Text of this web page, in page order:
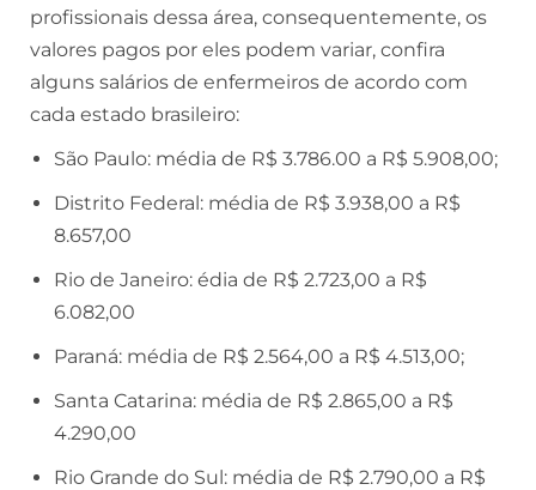
profissionais dessa área, consequentemente, os
valores pagos por eles podem variar, confira
alguns salários de enfermeiros de acordo com
cada estado brasileiro:
São Paulo: média de R$ 3.786.00 a R$ 5.908,00;
Distrito Federal: média de R$ 3.938,00 a R$
8.657,00
Rio de Janeiro: édia de R$ 2.723,00 a R$
6.082,00
Paraná: média de R$ 2.564,00 a R$ 4.513,00;
Santa Catarina: média de R$ 2.865,00 a R$
4.290,00
Rio Grande do Sul: média de R$ 2.790,00 a R$